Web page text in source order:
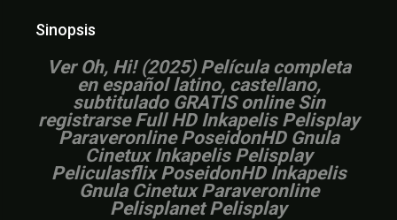
Sinopsis
Ver Oh, Hi! (2025) Película completa
en español latino, castellano,
subtitulado GRATIS online Sin
registrarse Full HD Inkapelis Pelisplay
Paraveronline PoseidonHD Gnula
Cinetux Inkapelis Pelisplay
Peliculasflix PoseidonHD Inkapelis
Gnula Cinetux Paraveronline
Pelisplanet Pelisplay